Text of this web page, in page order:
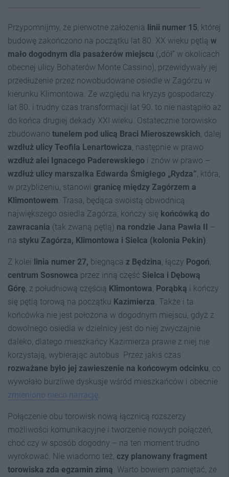
Przypomnijmy, że pierwotne założenia linii numer 1 5 , której
budowę zakończono na początku lat 80. XX wieku pętlą w
mało dogodnym dla pasażerów miejscu („dół” w okolicach
obecnej ulicy Bohaterów Monte Cassino), przewidywały jej
przedłużenie przez nowobudowane osiedle w Zagórzu w
kierunku Klimontowa. Ze względu na kryzys gospodarczy
lat 80. i trudny czas transformacji lat 90. to nie nastąpiło aż
do końca drugiej dekady XXI wieku. Ostatecznie torowisko
zbudowano tunelem pod ulicą Braci Mieroszewskich , dalej
wzdłuż ulicy Teofila Lenartowicza , następnie w prawo
wzdłuż alei Ignacego Paderewskiego i znów w prawo –
wzdłuż ulicy marszałka Edwarda Śmigłego „Rydza” , która,
w przybliżeniu, stanowi granicę między Zagórzem a
Klimontowem . Trasa, będąca swoistą obwodnicą
największego osiedla Zagórza, kończy się końcówką do
zawracania (tak zwaną pętlą) na rondzie Jana Pawła II –
na styku Zagórza, Klimontowa i Sielca (kolonia Pekin)
Z kolei linia numer 27, biegnąca z Będzina , łączy Pogoń
centrum Sosnowca przez inną część Sielca i Dębową
Górę , z południową częścią Klimontowa Porąbką i kończy
się pętlą torową na początku Kazimierza . Także i ta
końcówka nie jest położona w dogodnym miejscu, gdyż z
dowolnego osiedla w dzielnicy jest do niej zwyczajnie
daleko, dlatego mieszkańcy Kazimierza prawie z niej nie
korzystają, wybierając autobus. Przez jakiś czas
rozważane było jej zawieszenie na końcowym odcinku , co
wywołało burzliwe dyskusje wśród mieszkańców i obecnie
zmieniono nieco narrację
Połączenie obu torowisk nową łącznicą rozszerzy
możliwości komunikacyjne i tworzenie nowych połączeń,
choć czy w sposób dogodny – na ten moment trudno
wyrokować. Nie wiadomo też, czy planowany fragment
torowiska zda egzamin zimą . Warto bowiem pamiętać, że